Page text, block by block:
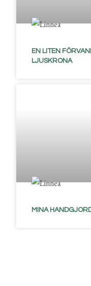
EN LITEN
LJUSKRONA
MINA